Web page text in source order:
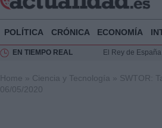
POLÍTICA CRÓNICA ECONOMÍA
EN TIEMPO REAL
El Rey de
Análisis de la
Home » Ciencia y Tecnología » SWTOR:
06/05/2020